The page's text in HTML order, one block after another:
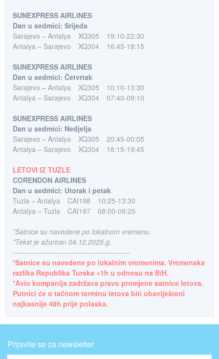
SUNEXPRESS AIRLINES
Dan u sedmici: Srijeda
Sarajevo – Antalya
XQ305
19:10-22:30
Antalya – Sarajevo
XQ304 16:45-18:15
SUNEXPRESS AIRLINES
Dan u sedmici: Četvrtak
Sarajevo – Antalya
XQ305
10:10-13:30
Antalya – Sarajevo
XQ304 07:40-09:10
SUNEXPRESS AIRLINES
Dan u sedmici: Nedjelja
Sarajevo – Antalya
XQ305
20:45-00:05
Antalya – Sarajevo
XQ304 18:15-19:45
LETOVI IZ TUZLE
CORENDON AIRLINES
Dan u sedmici: Utorak i petak
Tuzla – Antalya
CAI198
10:25-13:30
Antalya – Tuzla
CAI197 08:00-09:25
*Satnice su navedene po lokalnom vremenu.
*Tekst je ažuriran 04.12.2025.g.
------------------------------------------------
*Satnice su navedene po lokalnim vremenima. Vremenska
razlika Republika Turska +1h u odnosu na BiH.
*Avio kompanija zadržava pravo promjene satnice letova.
Putnici će o tačnom terminu letova biti obaviješteni
najkasnije 48h prije polaska.
Prijavite se za newsletter